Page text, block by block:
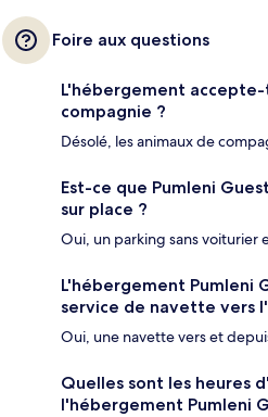
Foire aux questions
L'hébergement
compagnie ?
Désolé, les animaux de
Est-ce que Pumleni
sur place ?
Oui, un parking sans voiturier
L'hébergement Pumleni
service de navette vers
Oui, une navette vers et
Quelles sont les heures
l'hébergement Pumleni